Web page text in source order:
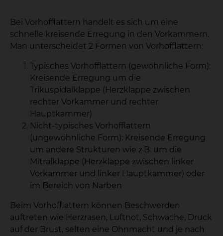
Bei Vorhofflattern handelt es sich um eine
schnelle kreisende Erregung in den Vorkammern.
Man unterscheidet 2 Formen von Vorhofflattern:
Typisches Vorhofflattern (gewöhnliche Form):
Kreisende Erregung um die
Trikuspidalklappe (Herzklappe zwischen
rechter Vorkammer und rechter
Hauptkammer)
Nicht-typisches Vorhofflattern
(ungewöhnliche Form): Kreisende Erregung
um andere Strukturen wie z.B. um die
Mitralklappe (Herzklappe zwischen linker
Vorkammer und linker Hauptkammer) oder
im Bereich von Narben
Beim Vorhofflattern können Beschwerden
auftreten wie Herzrasen, Luftnot, Schwäche, Druck
auf der Brust, selten eine Ohnmacht und je nach